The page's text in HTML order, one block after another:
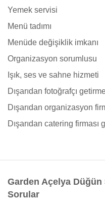
Yemek servisi
Menü tadımı
Menüde değişiklik imkanı
Organizasyon sorumlusu
Işık, ses ve sahne hizmeti
Dışarıdan fotoğrafçı
Dışarıdan organizasyon
Dışarıdan catering firması
Garden Açelya Düğün
Sorular